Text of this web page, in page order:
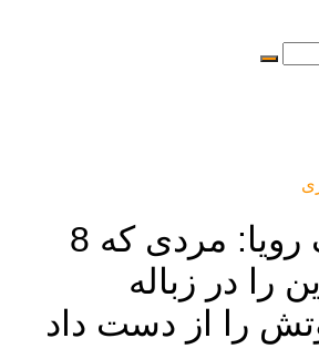
پایان تلخ یک رویا: مردی که 8
را در زباله
را از دست داد